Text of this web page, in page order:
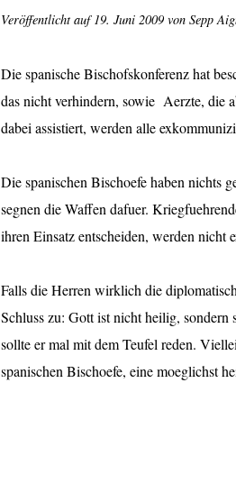
Veröffentlicht auf19. Juni 2009 von Sepp
Die spanische Bischofskonferenz hat
das nicht verhindern, sowie Aerzte, die
dabei assistiert, werden alle
Die spanischen Bischoefe haben nichts
segnen die Waffen dafuer.
ihren Einsatz entscheiden, werden nicht
Falls die Herren wirklich die
Schluss zu: Gott ist nicht heilig,
sollte er mal mit dem Teufel reden.
spanischen Bischoefe, eine moeglichst